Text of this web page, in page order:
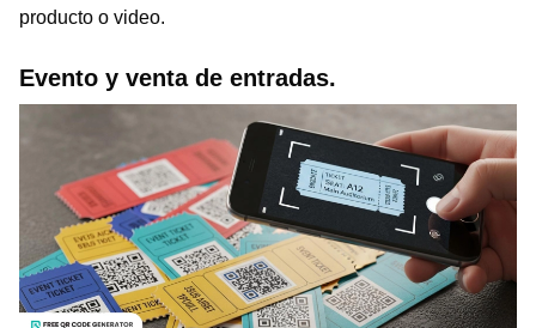
producto o video.
Evento y venta de entradas.